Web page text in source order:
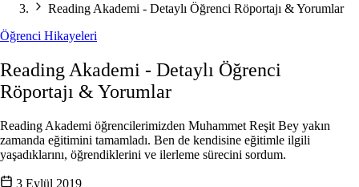
Reading Akademi - Detaylı Öğrenci Röportajı & Yorumlar
Öğrenci Hikayeleri
Reading Akademi - Detaylı Öğrenci
Röportajı & Yorumlar
Reading Akademi öğrencilerimizden Muhammet Reşit Bey yakın
zamanda eğitimini tamamladı. Ben de kendisine eğitimle ilgili
yaşadıklarını, öğrendiklerini ve ilerleme sürecini sordum.
3 Eylül 2019